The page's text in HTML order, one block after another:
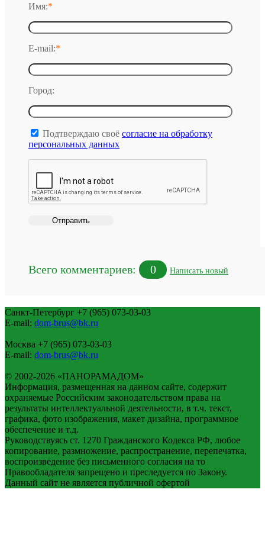
Имя:*
E-mail:*
Город:
Подтверждаю своё согласие на обработку
персональных данных
Всего комментариев: 0 Написать новый
Санкт-Петербург +7 (965) 073-03-03
E-mail: dom-brus@bk.ru
Москва +7 (965) 073-03-03
E-mail: dom-brus@bk.ru
© 2002-2026 «ПАНОРАМАДОМ»
Информация, размещенная на данном сайте, содержит
охраняемые Российским законодательством права на
результаты интеллектуальной деятельности, в т.ч. текст,
графика, фото изображения, макет дизайна, программное
обеспечение и т.д.
Руководствуясь ст. 1270 Гражданского Кодекса РФ, любое
копирование, размножение, распространение, перепечатка,
воспроизведение без письменного согласия на то
Правообладателя запрещено и преследуется по Закону.
Данный сайт не является публичной офертой